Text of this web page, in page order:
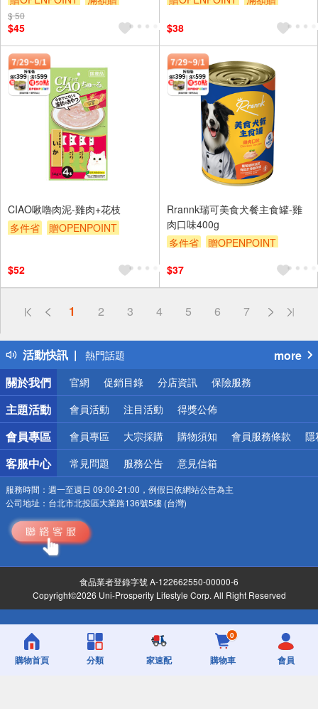
滿額9折
$ 50
$45
$38
CIAO啾嚕肉泥-雞肉+花枝
多件省
贈OPENPOINT
$52
Rrannk瑞可美食犬餐主食罐-雞
肉口味400g
多件省
贈OPENPOINT
$37
1 2 3 4 5 6 7
活動快訊
偏遠地區配送
得獎公告
熱門話題
銀行優惠
偏遠地區配送
詐騙網頁！請小心！
more
關於我們
官網 促銷目錄 分店資訊 保險服務
主題活動 會員活動 注目活動 得獎公佈
會員專區 會員專區 大宗採購 購物須知 會員服務條款 隱
客服中心 常見問題 服務公告 意見信箱
服務時間： 週一至週日 09:00-21:00，例假日依網站公告為主
公司地址： 台北市北投區大業路136號5樓 (台灣)
食品業者登錄字號 A-122662550-00000-6
Copyright©2026 Uni-Prosperity Lifestyle Corp. All Right Reserved
購物首頁 分類 家速配
0
購物車 會員